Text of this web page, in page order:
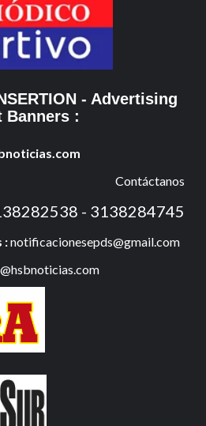
- Advertising
Banners :
Contáctanos
- 3138284745
:notificacionesepds@gmail.com